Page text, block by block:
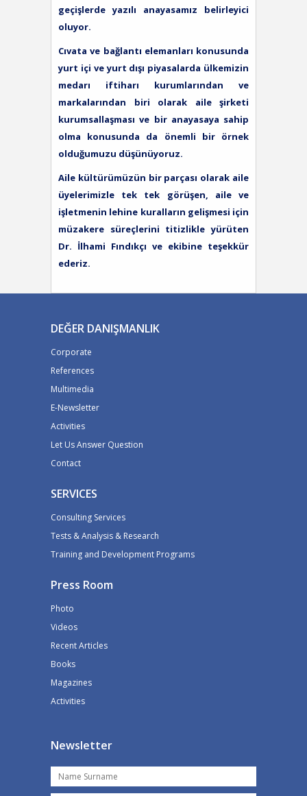
geçişlerde yazılı anayasamız belirleyici
oluyor.
Cıvata ve bağlantı elemanları konusunda
yurt içi ve yurt dışı piyasalarda ülkemizin
medarı iftiharı kurumlarından ve
markalarından biri olarak aile şirketi
kurumsallaşması ve bir anayasaya sahip
olma konusunda da önemli bir örnek
olduğumuzu düşünüyoruz.
Aile kültürümüzün bir parçası olarak aile
üyelerimizle tek tek görüşen, aile ve
işletmenin lehine kuralların gelişmesi için
müzakere süreçlerini titizlikle yürüten
Dr. İlhami Fındıkçı ve ekibine teşekkür
ederiz.
DEĞER DANIŞMANLIK
Corporate
References
Multimedia
E-Newsletter
Activities
Let Us Answer Question
Contact
SERVICES
Consulting Services
Tests & Analysis & Research
Training and Development Programs
Press Room
Photo
Videos
Recent Articles
Books
Magazines
Activities
Newsletter